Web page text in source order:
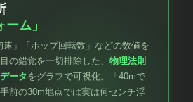
ーム」
速」「ホップ回転数」などの数値を
の錯覚を一切排除した、 物理法則
ータをグラフで可視化。「40mで
前の30m地点では実は何センチ浮